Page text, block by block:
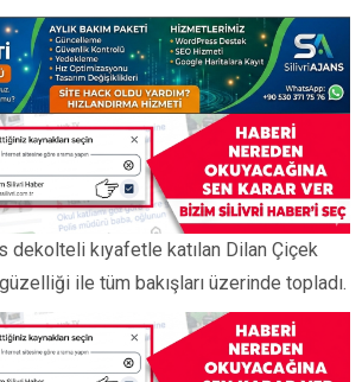
dekolteli kıyafetle katılan Dilan Çiçek
ile tüm bakışları üzerinde topladı.